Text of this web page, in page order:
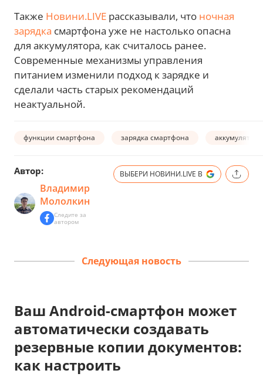
Также Новини.LIVE рассказывали, что ночная
зарядка смартфона уже не настолько опасна
для аккумулятора, как считалось ранее.
Современные механизмы управления
питанием изменили подход к зарядке и
сделали часть старых рекомендаций
неактуальной.
функции смартфона зарядка смартфона аккумулятор
Автор:
Владимир
Мололкин
Следите за
автором
ВЫБЕРИ НОВИНИ.LIVE В
Следующая новость
Ваш Android-смартфон может
автоматически создавать
резервные копии документов:
как настроить